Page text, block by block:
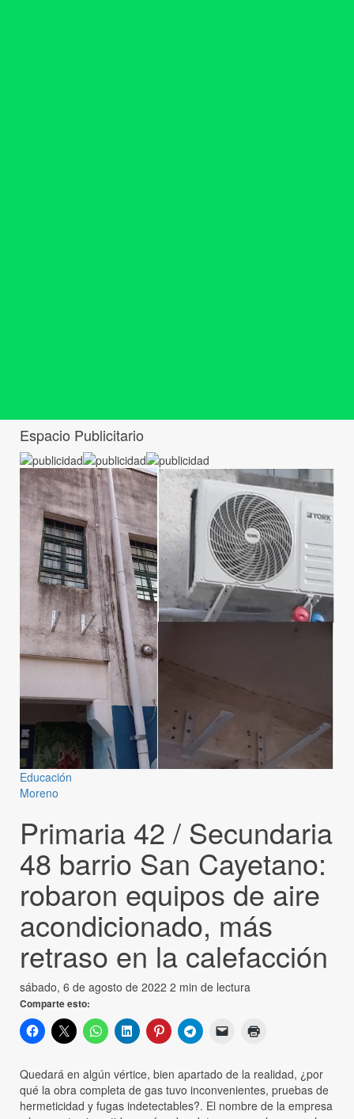
Espacio Publicitario
Educación
Moreno
Primaria 42 / Secundaria
48 barrio San Cayetano:
robaron equipos de aire
acondicionado, más
retraso en la calefacción
sábado, 6 de agosto de 2022 2 min de lectura
Comparte esto:
Quedará en algún vértice, bien apartado de la realidad, ¿por
qué la obra completa de gas tuvo inconvenientes, pruebas de
hermeticidad y fugas indetectables?. El nombre de la empresa